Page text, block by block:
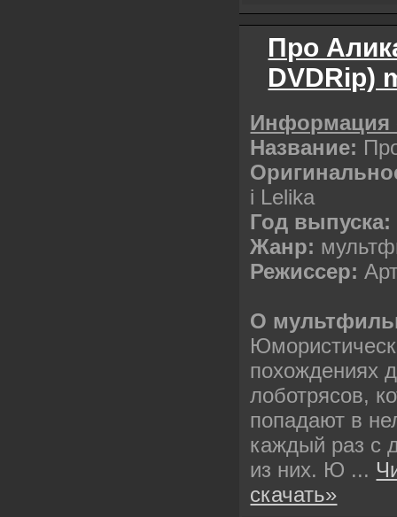
Про
DVDRip)
Название:
i Lеlika
Год выпуска:
Жанр:
Режиссер:
О
похождениях
лоботрясов,
попадают в
каждый раз с
из них. Ю ...
скачать»